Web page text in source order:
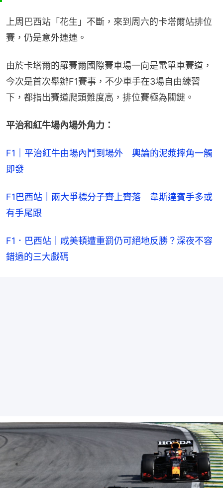
上周巴西站「花生」不斷，來到周六的卡塔爾站排位
賽，仍是意外連連。
由於卡塔爾的羅賽爾國際賽車場一向是電單車賽道，
今次是首次舉辦F1賽事，不少車手在3場自由練習
下，都指出賽道爬頭難度高，排位賽極為關鍵。
平治和紅牛場內場外角力：
F1｜平治紅牛由場內鬥到場外　輿論的泥漿摔角一觸
即發
F1巴西站｜兩大爭標分子齊上齊落　韋斯達賓手多或
有手尾跟
F1．巴西站｜咸美頓遭重罰仍可絕地反勝？深夜不容
錯過的三大戲碼